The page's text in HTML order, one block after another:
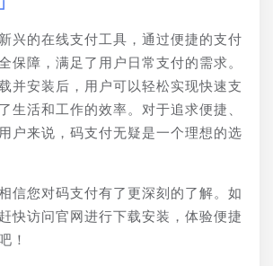
兴的在线支付工具，通过便捷的支付
保障，满足了用户日常支付的需求。
并安装后，用户可以轻松实现快速支
生活和工作的效率。对于追求便捷、
户来说，码支付无疑是一个理想的选
信您对码支付有了更深刻的了解。如
快访问官网进行下载安装，体验便捷
！